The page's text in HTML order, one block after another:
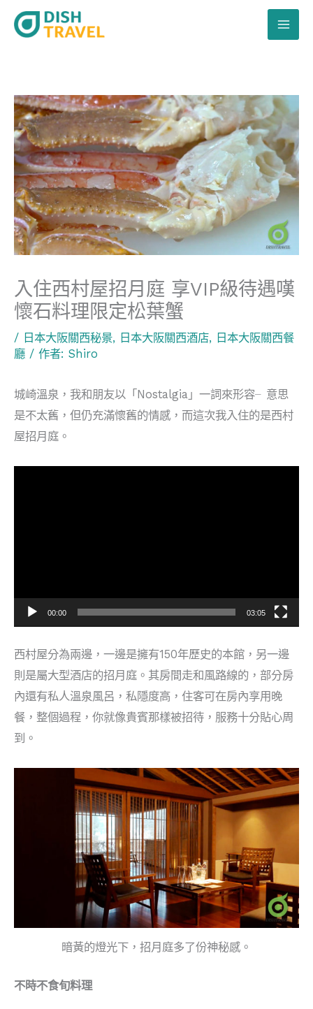
入住西村屋招月庭 享VIP級待遇嘆
懷石料理限定松葉蟹
/ 日本大阪關西秘景, 日本大阪關西酒店, 日本大阪關西餐
廳 / 作者: Shiro
城崎溫泉，我和朋友以「Nostalgia」一詞來形容╴意思
是不太舊，但仍充滿懷舊的情感，而這次我入住的是西村
屋招月庭。
00:00 03:05
西村屋分為兩邊，一邊是擁有150年歷史的本館，另一邊
則是屬大型酒店的招月庭。其房間走和風路線的，部分房
內還有私人溫泉風呂，私隱度高，住客可在房內享用晚
餐，整個過程，你就像貴賓那樣被招待，服務十分貼心周
到。
暗黃的燈光下，招月庭多了份神秘感。
不時不食旬料理